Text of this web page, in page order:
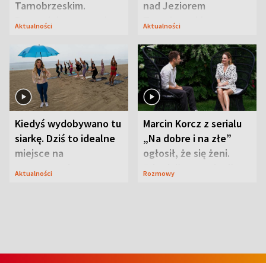
Tarnobrzeskim.
Przyrodnicy zwracają
Aktualności
nad Jeziorem
Tarnobrzeskim
Aktualności
Kiedyś wydobywano tu
siarkę. Dziś to idealne
miejsce na
wypoczynek
Aktualności
Marcin Korcz z serialu
„Na dobre i na złe”
ogłosił, że się żeni.
Zdradził, co zmienił
Rozmowy